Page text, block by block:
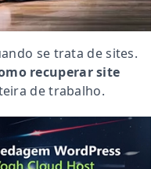
se trata de sites.
recuperar site
de trabalho.